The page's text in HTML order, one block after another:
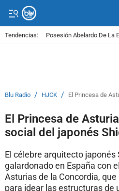
Tendencias: Posesión Abelardo De La
Blu Radio / HJCK / El Princesa de
El Princesa de
social del japonés
El célebre arquitecto japonés
galardonado en España con
Asturias de la Concordia,
para idear las estructuras de